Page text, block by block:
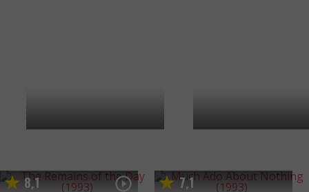
8,1 7,1